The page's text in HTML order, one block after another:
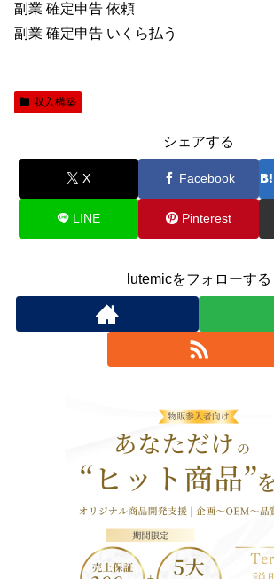
副業 確定申告 依頼
副業 確定申告 いくら払う
収入構築
シェアする
X Facebook
LINE Pinterest
lutemicをフォローする